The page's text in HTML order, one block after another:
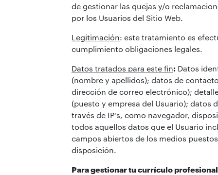
de gestionar las quejas y/o
por los Usuarios del Sitio Web.
Legitimación: este tratamiento es
cumplimiento obligaciones legales.
Datos tratados para este fin: Datos
(nombre y apellidos); datos de
dirección de correo electrónico);
(puesto y empresa del Usuario); datos
través de IP's, como navegador,
todos aquellos datos que el Usuario
campos abiertos de los medios
disposición.
Para gestionar tu currículo